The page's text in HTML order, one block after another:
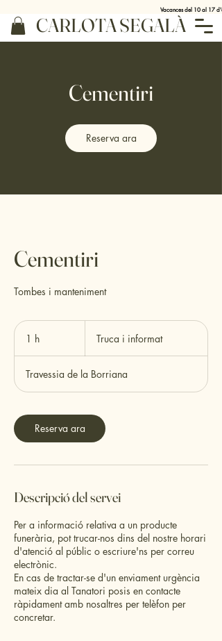
CARLOTA SEGALÀ
Vacances del 10 al 17
Cementiri
Reserva ara
Cementiri
Tombes i manteniment
1 h
informat
Truca i informat
Travessia de la Borriana
Reserva ara
Descripció del servei
Per a informació relativa a un producte
funerària, pot trucar-nos dins del nostre horari
d'atenció al públic o escriure'ns per correu
electrònic.
En cas de tractar-se d'un enviament urgència
mateix dia al Tanatori posis en contacte
ràpidament amb nosaltres per telèfon per
concretar.